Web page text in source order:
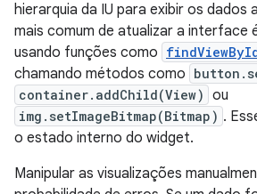
hierarquia da IU para exibir os dados
mais comum de atualizar a interface
usando funções como
chamando métodos como
container.addChild(View) ou
img.setImageBitmap(Bitmap) .
o estado interno do widget.
Manipular as visualizações